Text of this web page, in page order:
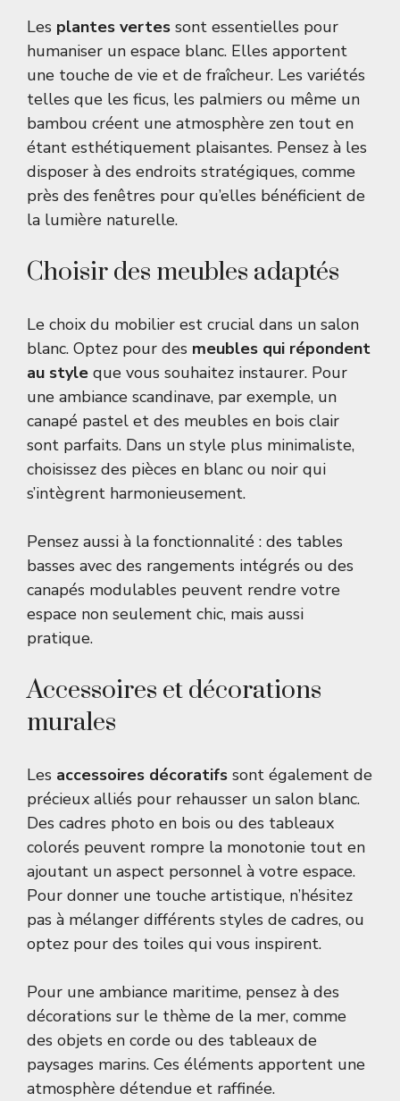
Les plantes vertes sont essentielles pour
humaniser un espace blanc. Elles apportent
une touche de vie et de fraîcheur. Les variétés
telles que les ficus, les palmiers ou même un
bambou créent une atmosphère zen tout en
étant esthétiquement plaisantes. Pensez à les
disposer à des endroits stratégiques, comme
près des fenêtres pour qu’elles bénéficient de
la lumière naturelle.
Choisir des meubles adaptés
Le choix du mobilier est crucial dans un salon
blanc. Optez pour des meubles qui répondent
au style que vous souhaitez instaurer. Pour
une ambiance scandinave, par exemple, un
canapé pastel et des meubles en bois clair
sont parfaits. Dans un style plus minimaliste,
choisissez des pièces en blanc ou noir qui
s’intègrent harmonieusement.
Pensez aussi à la fonctionnalité : des tables
basses avec des rangements intégrés ou des
canapés modulables peuvent rendre votre
espace non seulement chic, mais aussi
pratique.
Accessoires et décorations
murales
Les accessoires décoratifs sont également de
précieux alliés pour rehausser un salon blanc.
Des cadres photo en bois ou des tableaux
colorés peuvent rompre la monotonie tout en
ajoutant un aspect personnel à votre espace.
Pour donner une touche artistique, n’hésitez
pas à mélanger différents styles de cadres, ou
optez pour des toiles qui vous inspirent.
Pour une ambiance maritime, pensez à des
décorations sur le thème de la mer, comme
des objets en corde ou des tableaux de
paysages marins. Ces éléments apportent une
atmosphère détendue et raffinée.